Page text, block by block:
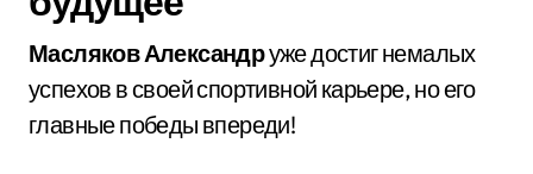
Масляков Александруже достиг немалых
успехов в своей спортивной карьере, но его
главные победы впереди!